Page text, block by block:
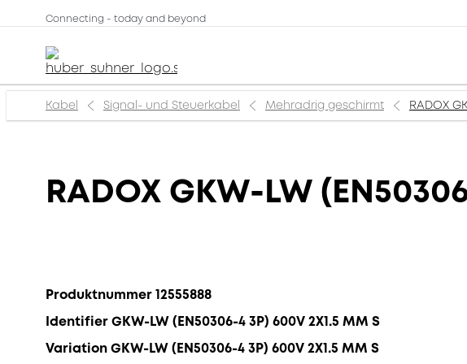
Connecting - today and beyond
Kabel Signal- und Steuerkabel Mehradrig geschirmt RADOX
RADOX GKW-LW
Produktnummer 12555888
Identifier GKW-LW (EN50306-4 3P) 600V 2X1.5 MM S
Variation GKW-LW (EN50306-4 3P) 600V 2X1.5 MM S